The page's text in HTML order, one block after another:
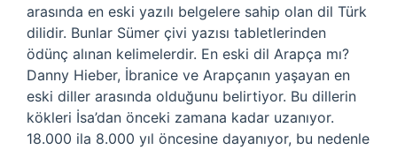
arasında en eski yazılı belgelere sahip olan dil Türk
dilidir. Bunlar Sümer çivi yazısı tabletlerinden
ödünç alınan kelimelerdir. En eski dil Arapça mı?
Danny Hieber, İbranice ve Arapçanın yaşayan en
eski diller arasında olduğunu belirtiyor. Bu dillerin
kökleri İsa’dan önceki zamana kadar uzanıyor.
18.000 ila 8.000 yıl öncesine dayanıyor, bu nedenle